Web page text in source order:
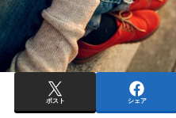
ポスト シェア